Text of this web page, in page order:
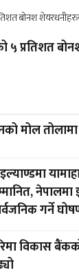
५ प्रतिशत
मोल
नेपालमा
गर्ने
विकास